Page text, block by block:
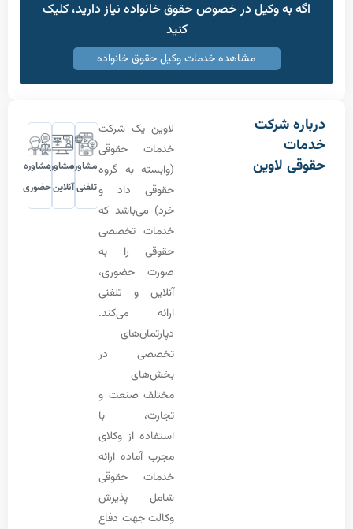
به وکیل در خصوص حقوق خانواده نیاز دارید، کلیک
مشاهده خدمات وکیل حقوق خانواده
شرکت
لاوین
لاوین یک شرکت
خدمات حقوقی
(وابسته به گروه
حقوقی داد و
خرد) می‌باشد که
خدمات تخصصی
حقوقی را به
صورت حضوری،
آنلاین و تلفنی
ارائه می‌کند.
تخصصی در
مختلف صنعت و
تجارت، با
استفاده از وکلای
مجرب آماده ارائه
خدمات حقوقی
شامل پذیرش
وکالت جهت دفاع
مشاوره
تلفنی
مشاوره
آنلاین
مشاوره
حضوری